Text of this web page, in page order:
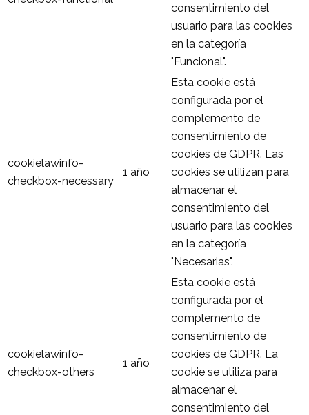
consentimiento del
usuario para las cookies
en la categoría
"Funcional".
cookielawinfo-
checkbox-necessary
1 año
Esta cookie está
configurada por el
complemento de
consentimiento de
cookies de GDPR. Las
cookies se utilizan para
almacenar el
consentimiento del
usuario para las cookies
en la categoría
"Necesarias".
cookielawinfo-
checkbox-others
1 año
Esta cookie está
configurada por el
complemento de
consentimiento de
cookies de GDPR. La
cookie se utiliza para
almacenar el
consentimiento del